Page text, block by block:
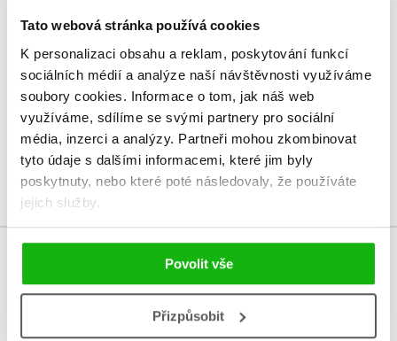
Tato webová stránka používá cookies
K personalizaci obsahu a reklam, poskytování funkcí
sociálních médií a analýze naší návštěvnosti využíváme
soubory cookies. Informace o tom, jak náš web
využíváme, sdílíme se svými partnery pro sociální
média, inzerci a analýzy. Partneři mohou zkombinovat
tyto údaje s dalšími informacemi, které jim byly
poskytnuty, nebo které poté následovaly, že používáte
jejich služby.
Povolit vše
Přizpůsobit
HODNOCENÍ ČTENÁŘŮ
V současné době nejsou vytvořena žádná uživatelská hodnocení.
Vaše hodnocení
Uživatelskou recenzi mohou vkládat pouze registrovaní uživatelé
Přihlásit
MOHLO BY VÁS TAKÉ ZAJÍMAT